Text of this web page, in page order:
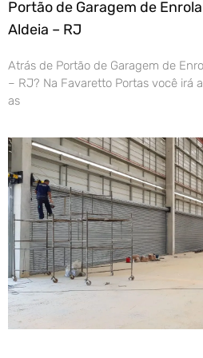
Portão de Garagem de
Aldeia – RJ
Atrás de Portão de Garagem de
– RJ? Na Favaretto Portas você irá
as